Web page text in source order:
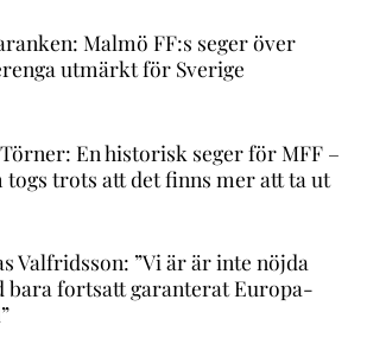
Malmö FF:s seger över
utmärkt för Sverige
En historisk seger för MFF –
togs trots att det finns mer att ta ut
Valfridsson: ”Vi är är inte nöjda
bara fortsatt garanterat Europa-